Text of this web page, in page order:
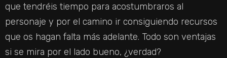
que tendréis tiempo para acostumbraros al
personaje y por el camino ir consiguiendo recursos
que os hagan falta más adelante. Todo son ventajas
si se mira por el lado bueno, ¿verdad?